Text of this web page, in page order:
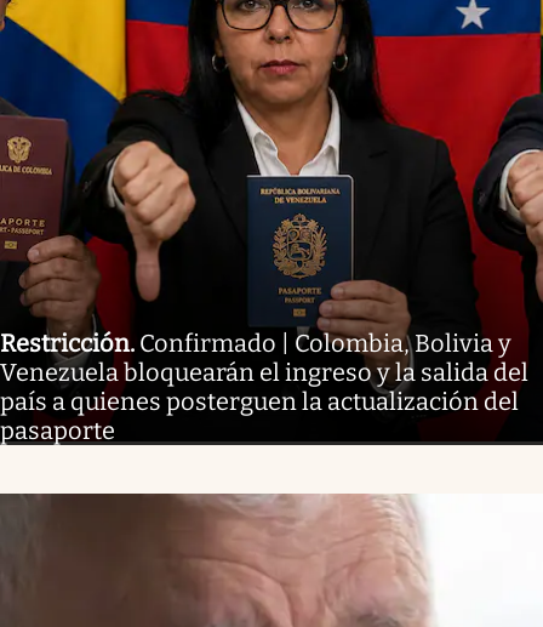
Restricción. Confirmado | Colombia, Bolivia y
Venezuela bloquearán el ingreso y la salida del
país a quienes posterguen la actualización del
pasaporte